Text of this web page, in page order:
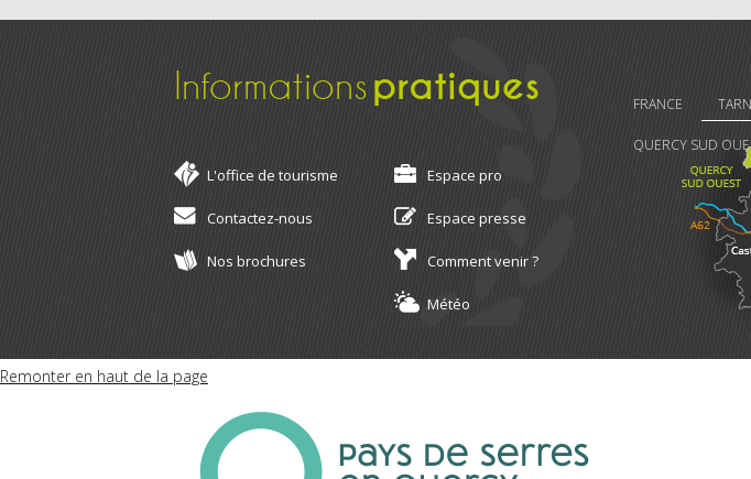
Informationspratiques
L'office de tourisme Espace pro
Contactez-nous Espace presse
Nos brochures Comment venir ?
Météo
FRANCE
QUERCY SUD
Remonter en haut de la page